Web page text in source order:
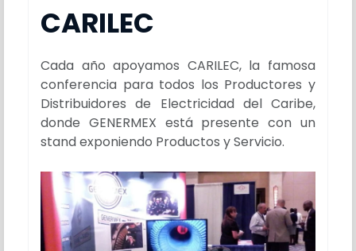
CARILEC
Cada año apoyamos CARILEC, la famosa
conferencia para todos los Productores y
Distribuidores de Electricidad del Caribe,
donde GENERMEX está presente con un
stand exponiendo Productos y Servicio.